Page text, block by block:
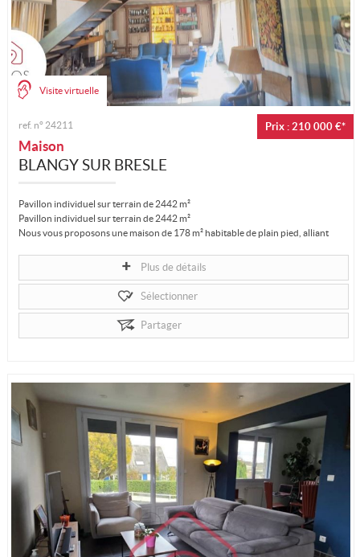
Visite virtuelle
Prix : 210 000 €*
ref. n° 24211
Maison
BLANGY SUR BRESLE
Pavillon individuel sur terrain de 2442 m²
Pavillon individuel sur terrain de 2442 m²
Nous vous proposons une maison de 178 m² habitable de plain pied, alliant
Plus de détails
Sélectionner
Partager